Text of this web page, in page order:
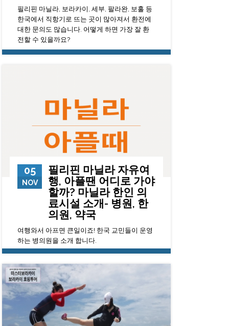
필리핀 마닐라, 보라카이, 세부, 팔라완, 보홀 등
한국에서 직항기로 뜨는 곳이 많아져서 환전에
대한 문의도 많습니다. 어떻게 하면 가장 잘 환
전할 수 있을까요?
135759 0 23
05
NOV
필리핀 마닐라 자유여
행, 아플땐 어디로 가야
할까? 마닐라 한인 의
료시설 소개- 병원, 한
의원, 약국
여행와서 아프면 큰일이죠! 한국 교민들이 운영
하는 병의원을 소개 합니다.
15693
0 23